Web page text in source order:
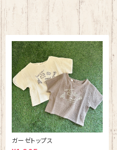
ガーゼトップス